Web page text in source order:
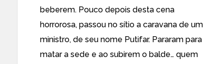
beberem. Pouco depois desta cena
horrorosa, passou no sítio a caravana de um
ministro, de seu nome Putifar. Pararam para
matar a sede e ao subirem o balde… quem